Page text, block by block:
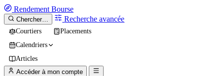
Rendement Bourse
Chercher… Recherche avancée
Courtiers
Placements
Calendriers
Articles
Accéder à mon compte